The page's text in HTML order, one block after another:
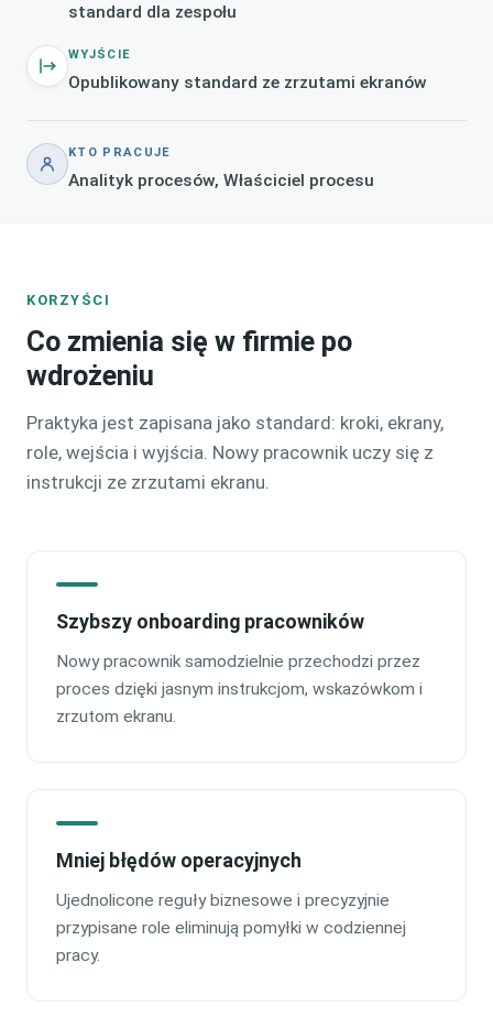
standard dla zespołu
WYJŚCIE
Opublikowany standard ze zrzutami ekranów
KTO PRACUJE
Analityk procesów, Właściciel procesu
KORZYŚCI
Co zmienia się w firmie po
wdrożeniu
Praktyka jest zapisana jako standard: kroki, ekrany,
role, wejścia i wyjścia. Nowy pracownik uczy się z
instrukcji ze zrzutami ekranu.
Szybszy onboarding pracowników
Nowy pracownik samodzielnie przechodzi przez
proces dzięki jasnym instrukcjom, wskazówkom i
zrzutom ekranu.
Mniej błędów operacyjnych
Ujednolicone reguły biznesowe i precyzyjnie
przypisane role eliminują pomyłki w codziennej
pracy.